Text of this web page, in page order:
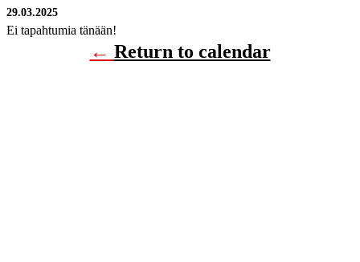
29.03.2025
Ei tapahtumia tänään!
← Return to calendar